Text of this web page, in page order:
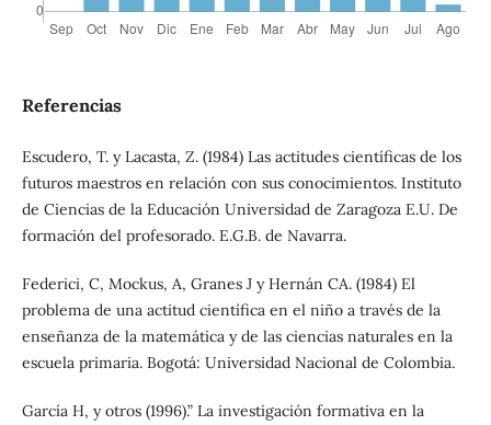
Referencias
Escudero, T. y Lacasta, Z. (1984) Las actitudes científicas de los
futuros maestros en relación con sus conocimientos. Instituto
de Ciencias de la Educación Universidad de Zaragoza E.U. De
formación del profesorado. E.G.B. de Navarra.
Federici, C, Mockus, A, Granes J y Hernán CA. (1984) El
problema de una actitud científica en el niño a través de la
enseñanza de la matemática y de las ciencias naturales en la
escuela primaria. Bogotá: Universidad Nacional de Colombia.
García H, y otros (1996).” La investigación formativa en la